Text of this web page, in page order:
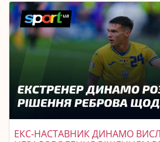
ЕКС-НАСТАВНИК ДИНАМО